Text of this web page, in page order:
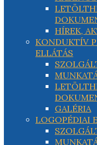
HÍREK,
KONDUKTÍV
ELLÁTÁS
GALÉRIA
LOGOPÉDIAI